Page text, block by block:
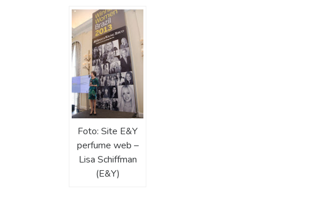
Foto: Site E&Y
perfume web –
Lisa Schiffman
(E&Y)